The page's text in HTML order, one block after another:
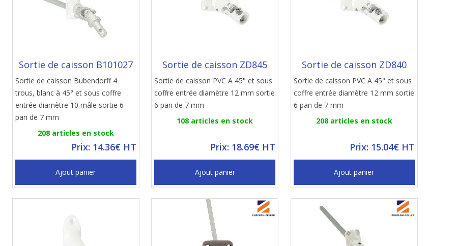
Sortie de caisson B101027
Sortie de caisson Bubendorff 4
trous, blanc à 45° et sous coffre
entrée diamètre 10 mâle sortie 6
pan de 7 mm
208 articles en stock
Prix: 14.36€ HT
Ajout panier
Sortie de caisson ZD845
Sortie de caisson PVC A 45° et sous
coffre entrée diamètre 12 mm sortie
6 pan de 7 mm
108 articles en stock
Prix: 18.69€ HT
Ajout panier
Sortie de caisson ZD840
Sortie de caisson PVC A 45° et sous
coffre entrée diamètre 12 mm sortie
6 pan de 7 mm
208 articles en stock
Prix: 15.04€ HT
Ajout panier